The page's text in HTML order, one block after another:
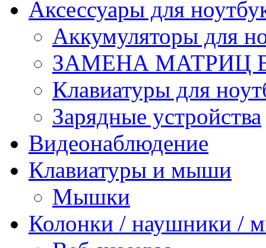
Аксессуары для
Аккумуляторы для
ЗАМЕНА МАТРИЦ
Клавиатуры для
Зарядные устройства
Видеонаблюдение
Клавиатуры и мыши
Мышки
Колонки / наушники /